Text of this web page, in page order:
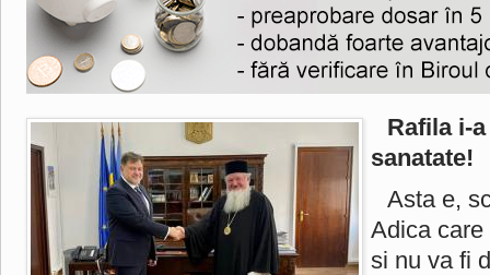
Rafila i-
sanatate!
Asta e,
Adica
si nu va fi